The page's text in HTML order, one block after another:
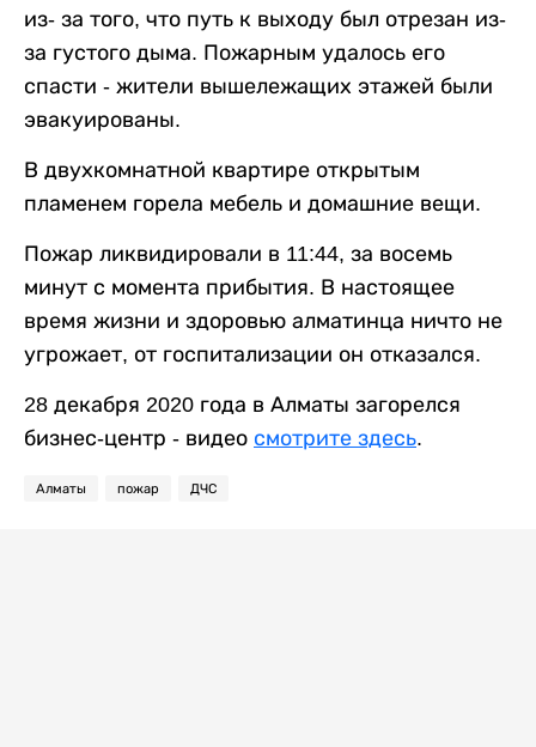
из- за того, что путь к выходу был отрезан из-
за густого дыма. Пожарным удалось его
спасти - жители вышележащих этажей были
эвакуированы.
В двухкомнатной квартире открытым
пламенем горела мебель и домашние вещи.
Пожар ликвидировали в 11:44, за восемь
минут с момента прибытия. В настоящее
время жизни и здоровью алматинца ничто не
угрожает, от госпитализации он отказался.
28 декабря 2020 года в Алматы загорелся
бизнес-центр - видео смотрите здесь.
Алматы пожар ДЧС